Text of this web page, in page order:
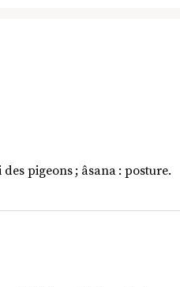
pigeons ; âsana : posture.